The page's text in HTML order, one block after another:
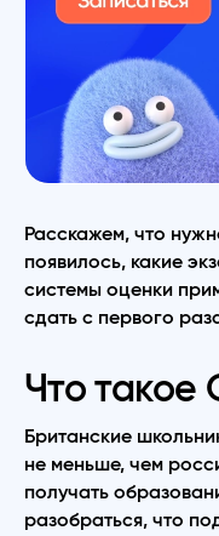
Расскажем, что
появилось, какие
системы оценки
сдать с первого
Что такое
Британские
не меньше, чем
получать
разобраться, что